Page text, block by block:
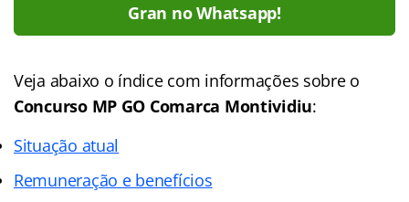
Gran no Whatsapp!
Veja abaixo o índicecom informações sobre o
Concurso MP GO Comarca Montividiu:
Situação atual
Remuneração e benefícios